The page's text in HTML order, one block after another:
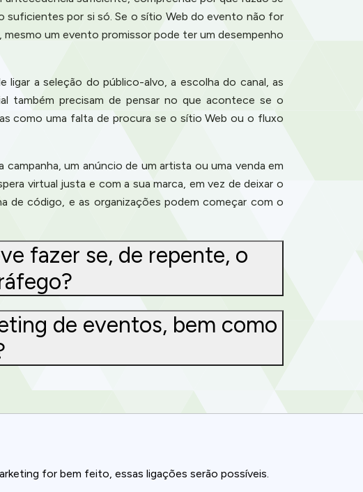
suficientes por si só. Se o sítio Web do evento não for
um evento promissor pode ter um desempenho
a seleção do público-alvo, a escolha do canal, as
também precisam de pensar no que acontece se o
como uma falta de procura se o sítio Web ou o fluxo
um anúncio de um artista ou uma venda em
virtual justa e com a sua marca, em vez de deixar o
de código, e as organizações podem começar com o
fazer se, de repente, o
de eventos, bem como
for bem feito, essas ligações serão possíveis.